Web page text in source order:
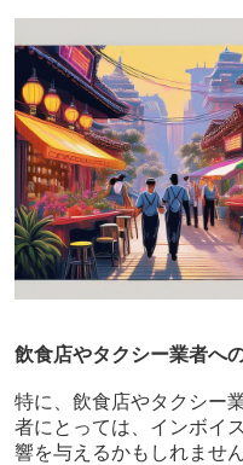
飲食店やタクシー業者へ
特に、飲食店やタクシー
者にとっては、インボイ
響を与えるかもしれません